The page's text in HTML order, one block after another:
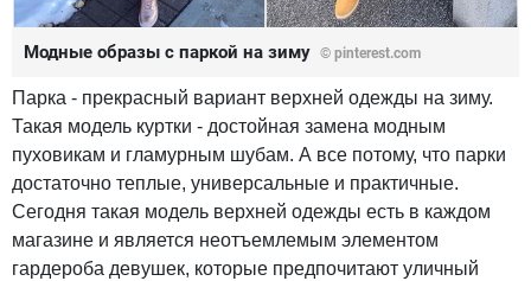
Модные образы с паркой на зиму © pinterest.com
Парка - прекрасный вариант верхней одежды на зиму.
Такая модель куртки - достойная замена модным
пуховикам и гламурным шубам. А все потому, что парки
достаточно теплые, универсальные и практичные.
Сегодня такая модель верхней одежды есть в каждом
магазине и является неотъемлемым элементом
гардероба девушек, которые предпочитают уличный